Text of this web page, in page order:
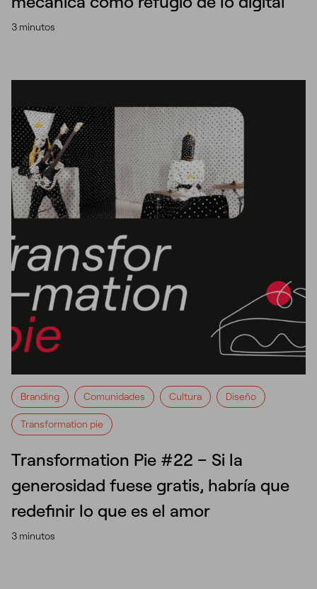
3 minutos
Branding Comunidades Cultura Diseño
Transformation pie
Transformation Pie #22 – Si la
generosidad fuese gratis, habría que
redefinir lo que es el amor
3 minutos